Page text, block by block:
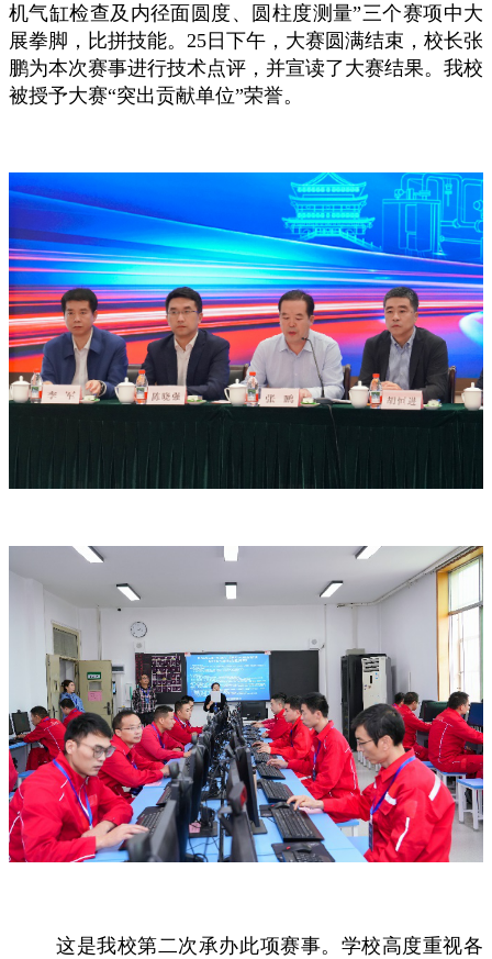
机气缸检查及内径面圆度、圆柱度测量”三个赛项中大
展拳脚，比拼技能。25日下午 ，大赛圆满结束，校长张
鹏为本次赛事进行技术点评，并宣读了大赛结果。 我校
被授予大赛“突出贡献单位”荣誉。
这是我校第二次承办此项赛事。学校高度重视各